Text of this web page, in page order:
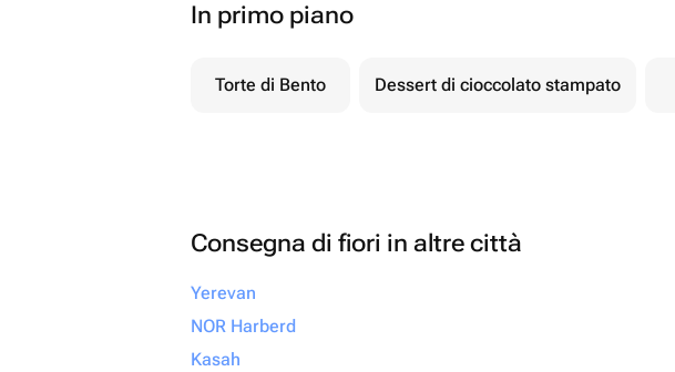
In primo piano
Torte di Bento Dessert di cioccolato stampato
Consegna di fiori in altre città
Yerevan
NOR Harberd
Kasah